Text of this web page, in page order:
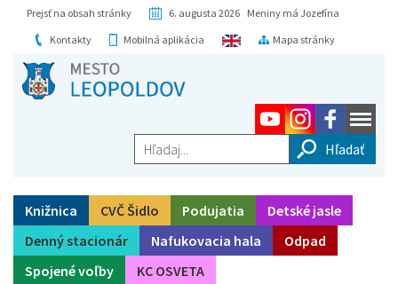
Prejsť na obsah stránky
6. augusta 2026 Meniny má Jozefína
Kontakty
Mobilná aplikácia Mapa stránky
Hľadaj...
Knižnica CVČ Šidlo Podujatia
Detské jasle
Denný stacionár
Nafukovacia hala
Odpad
Spojené voľby
KC OSVETA